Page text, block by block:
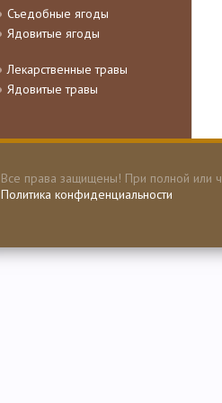
Съедобные ягоды
Ядовитые ягоды
Лекарственные травы
Ядовитые травы
Все права защищены! При полной или
Политика конфиденциальности